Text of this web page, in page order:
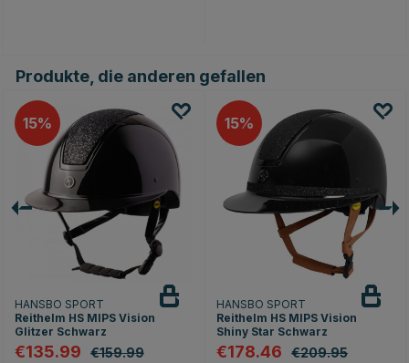
Produkte, die anderen gefallen
15
HANSBO SPORT
Reithelm HS MIPS Vision
Glitzer Schwarz
€135.99 €159.99
15
HANSBO SPORT
Reithelm HS MIPS Vision
Shiny Star Schwarz
€178.46 €209.95